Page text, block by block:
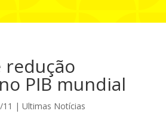
redução
PIB mundial
| Ultimas Notícias